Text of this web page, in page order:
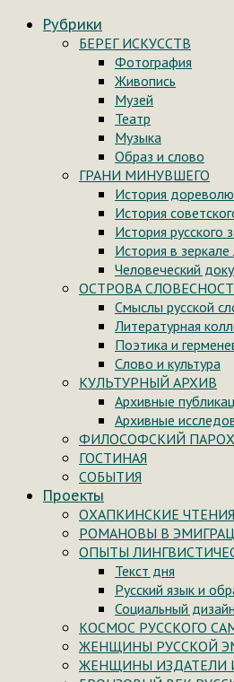
Рубрики
БЕРЕГ ИСКУССТВ
Фотография
Живопись
Музей
Театр
Музыка
Образ и слово
ГРАНИ МИНУВШЕГО
История
История
История русского
История в
Человеческий
ОСТРОВА
Смыслы русской
Литературная
Поэтика и
Слово и культура
КУЛЬТУРНЫЙ АРХИВ
Архивные
Архивные
ФИЛОСОФСКИЙ
ГОСТИНАЯ
СОБЫТИЯ
Проекты
ОХАПКИНСКИЕ ЧТЕНИЯ
РОМАНОВЫ В
ОПЫТЫ
Текст дня
Русский язык и
Социальный дизайн
КОСМОС РУССКОГО
ЖЕНЩИНЫ РУССКОЙ
ЖЕНЩИНЫ ИЗДАТЕЛИ